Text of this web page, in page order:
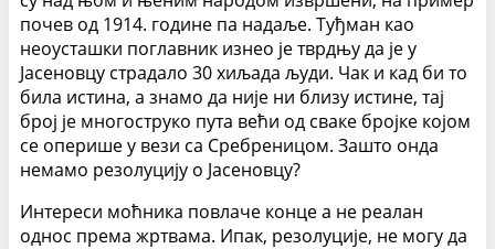
почев од 1914. године па надаље. Туђман као
неоусташки поглавник изнео је тврдњу да је у
Јасеновцу страдало 30 хиљада људи. Чак и кад би то
била истина, а знамо да није ни близу истине, тај
број је многоструко пута већи од сваке бројке којом
се оперише у вези са Сребреницом. Зашто онда
немамо резолуцију о Јасеновцу?
Интереси моћника повлаче конце а не реалан
однос према жртвама. Ипак, резолуције, не могу да